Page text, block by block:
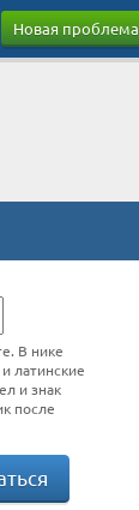
Новая проблема
В нике
латинские
и знак
после